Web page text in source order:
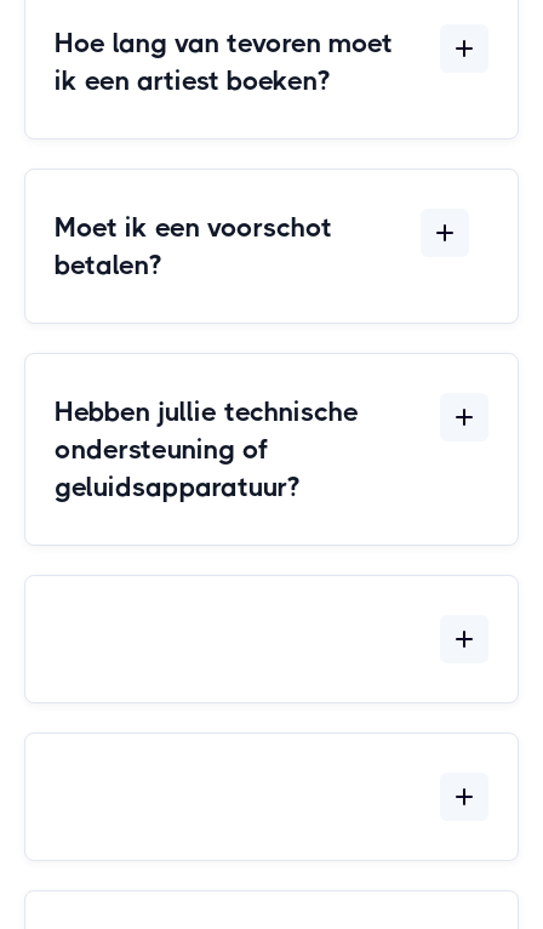
het contactformulier
Hoe lang van tevoren moet
ik een artiest boeken?
Moet ik een voorschot
betalen?
Hebben jullie technische
ondersteuning of
geluidsapparatuur?